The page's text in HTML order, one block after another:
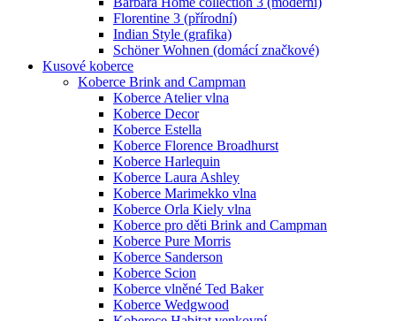
Florentine 3 (přírodní)
Indian Style (grafika)
Schöner Wohnen (domácí značkové)
Kusové koberce
Koberce Brink and Campman
Koberce Atelier vlna
Koberce Decor
Koberce Estella
Koberce Florence Broadhurst
Koberce Harlequin
Koberce Laura Ashley
Koberce Marimekko vlna
Koberce Orla Kiely vlna
Koberce pro děti Brink and Campman
Koberce Pure Morris
Koberce Sanderson
Koberce Scion
Koberce vlněné Ted Baker
Koberce Wedgwood